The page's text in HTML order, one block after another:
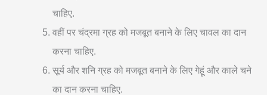
चाहिए.
वहीं पर चंद्रमा ग्रह को मजबूत बनाने के लिए चावल का दान
करना चाहिए.
सूर्य और शनि ग्रह को मजबूत बनाने के लिए गेहूं और काले चने
का दान करना चाहिए.